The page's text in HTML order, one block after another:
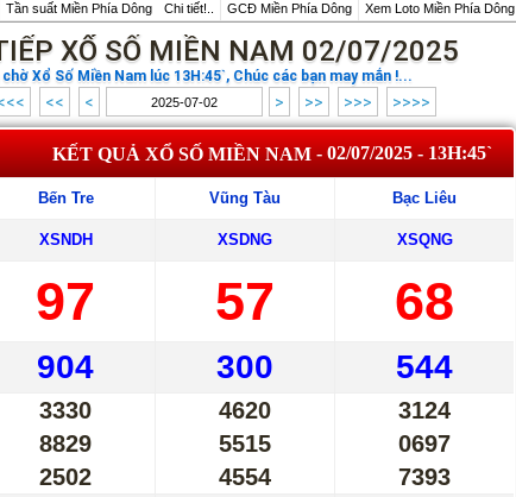
Tần suất Miền Phía Dông Chi tiết!.. GCĐ Miền Phía Dông Xem Loto Miền Phía Dông
XỔ SỐ MIỀN NAM 02/07/2025
Xổ Số Miền Nam lúc 13H:45`, Chúc các bạn may mắn !...
<< < > >> >>> >>>>
KẾT QUẢ XỔ SỐ MIỀN NAM- 02/07/2025 - 13H:45`
Bến Tre Vũng Tàu Bạc Liêu
XSNDH XSDNG XSQNG
97 57 68
904 300 544
3330
8829
2502
4620
5515
4554
3124
0697
7393